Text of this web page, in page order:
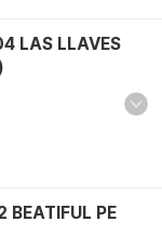
LAS LLAVES
BEATIFUL PE